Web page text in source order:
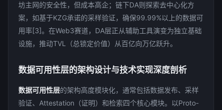
坊主网的安全性，但成本高企；链下DA则探索去中心化方
案，如基于KZG承诺的采样验证，确保99.99%以上的数据可
用率[3]。在Web3赛道，DA层正从辅助工具演变为独立基础
设施，推动TVL（总锁定价值）从百亿向万亿跃升。
数据可用性层的架构设计与技术实现深度剖析
数据可用性层的架构高度模块化，通常包括数据发布、采样
验证、Attestation（证明）和检索四个核心模块。以Proto-